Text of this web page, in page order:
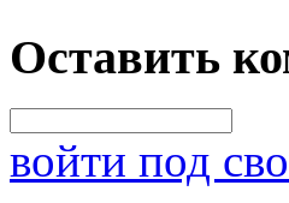
Оставить
войти под